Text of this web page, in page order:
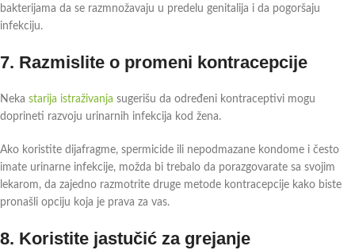
bakterijama da se razmnožavaju u predelu genitalija i da pogoršaju
infekciju.
7. Razmislite o promeni kontracepcije
Neka starija istraživanja sugerišu da određeni kontraceptivi mogu
doprineti razvoju urinarnih infekcija kod žena.
Ako koristite dijafragme, spermicide ili nepodmazane kondome i često
imate urinarne infekcije, možda bi trebalo da porazgovarate sa svojim
lekarom, da zajedno razmotrite druge metode kontracepcije kako biste
pronašli opciju koja je prava za vas.
8. Koristite jastučić za grejanje